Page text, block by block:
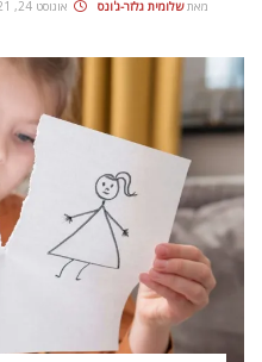
מאת שלומית גלזר-ג'ונס אוגוסט 24, 2021